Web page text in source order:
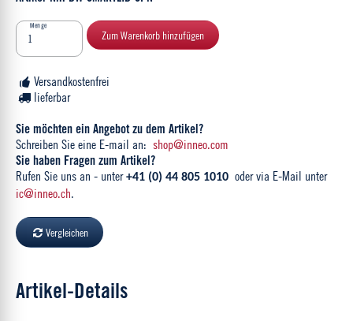
Menge
Zum Warenkorb hinzufügen
Versandkostenfrei
lieferbar
Sie möchten ein Angebot zu dem Artikel?
Schreiben Sie eine E-mail an: shop@inneo.com
Sie haben Fragen zum Artikel?
Rufen Sie uns an - unter+41 (0) 44 805 1010 oder via E-Mail unter
ic@inneo.ch.
Vergleichen
Artikel-Details